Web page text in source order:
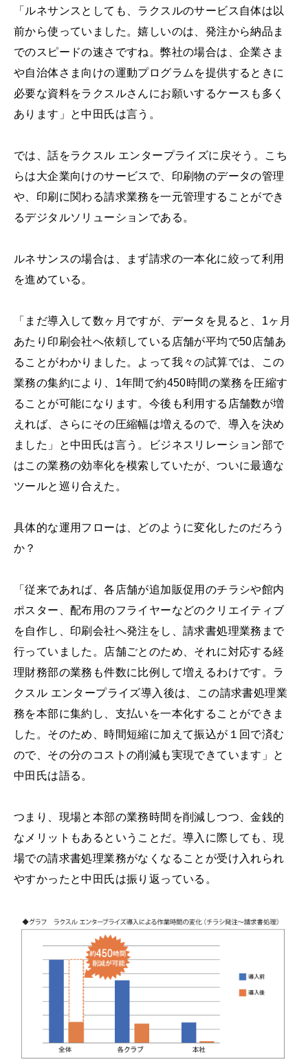
「ルネサンスとしても、ラクスルのサービス自体は以
前から使っていました。嬉しいのは、発注から納品ま
でのスピードの速さですね。弊社の場合は、企業さま
や自治体さま向けの運動プログラムを提供するときに
必要な資料をラクスルさんにお願いするケースも多く
あります」と中田氏は言う。
では、話をラクスル エンタープライズに戻そう。こち
らは大企業向けのサービスで、印刷物のデータの管理
や、印刷に関わる請求業務を一元管理することができ
るデジタルソリューションである。
ルネサンスの場合は、まず請求の一本化に絞って利用
を進めている。
「まだ導入して数ヶ月ですが、データを見ると、1ヶ月
あたり印刷会社へ依頼している店舗が平均で50店舗あ
ることがわかりました。よって我々の試算では、この
業務の集約により、1年間で約450時間の業務を圧縮す
ることが可能になります。今後も利用する店舗数が増
えれば、さらにその圧縮幅は増えるので、導入を決め
ました」と中田氏は言う。ビジネスリレーション部で
はこの業務の効率化を模索していたが、ついに最適な
ツールと巡り合えた。
具体的な運用フローは、どのように変化したのだろう
か？
「従来であれば、各店舗が追加販促用のチラシや館内
ポスター、配布用のフライヤーなどのクリエイティブ
を自作し、印刷会社へ発注をし、請求書処理業務まで
行っていました。店舗ごとのため、それに対応する経
理財務部の業務も件数に比例して増えるわけです。ラ
クスル エンタープライズ導入後は、この請求書処理業
務を本部に集約し、支払いを一本化することができま
した。そのため、時間短縮に加えて振込が１回で済む
ので、その分のコストの削減も実現できています」と
中田氏は語る。
つまり、現場と本部の業務時間を削減しつつ、金銭的
なメリットもあるということだ。導入に際しても、現
場での請求書処理業務がなくなることが受け入れられ
やすかったと中田氏は振り返っている。